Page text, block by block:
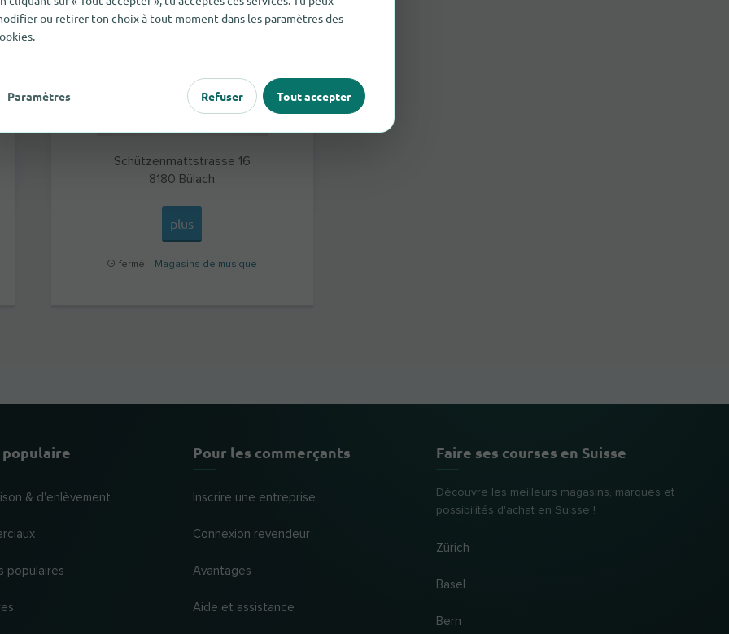
Schützenmattstrasse 16
8180 Bülach
plus
fermé | Magasins de musique
& d'enlèvement
populaires
Pour les commerçants
Inscrire une entreprise
Connexion revendeur
Avantages
Aide et assistance
Faire ses courses en Suisse
Découvre les meilleurs magasins, marques et
possibilités d'achat en Suisse !
Zürich
Basel
Bern
ou retirer ton choix à tout moment dans les paramètres des
Paramètres Refuser Tout accepter